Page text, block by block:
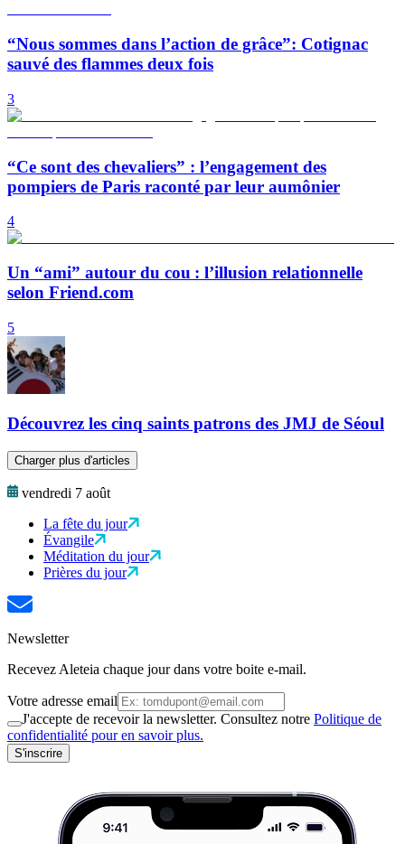
“Nous sommes dans l’action de grâce”: Cotignac
sauvé des flammes deux fois
3
“Ce sont des chevaliers” : l’engagement des
pompiers de Paris raconté par leur aumônier
4
Un “ami” autour du cou : l’illusion relationnelle
selon Friend.com
5
Découvrez les cinq saints patrons des JMJ de Séoul
Charger plus d'articles
vendredi 7 août
La fête du jour
Évangile
Méditation du jour
Prières du jour
Newsletter
Recevez Aleteia chaque jour dans votre boite e-mail.
Votre adresse email
J'accepte de recevoir la newsletter. Consultez notre Politique de
confidentialité pour en savoir plus.
S'inscrire